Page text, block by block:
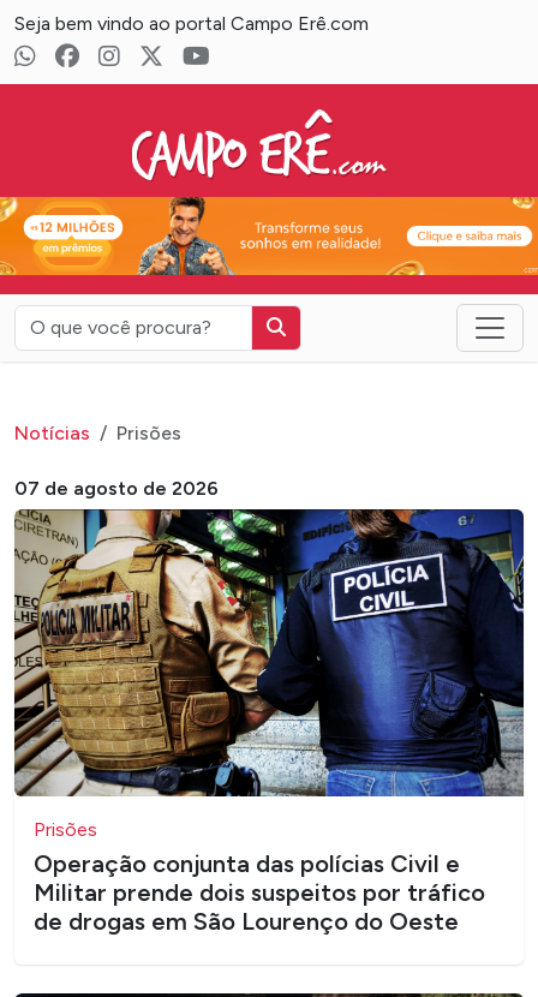
Seja bem vindo ao portal Campo Erê.com
Campo Erê.com
Notícias Prisões
07 de agosto de 2026
Prisões
Operação conjunta das polícias Civil e
Militar prende dois suspeitos por tráfico
de drogas em São Lourenço do Oeste